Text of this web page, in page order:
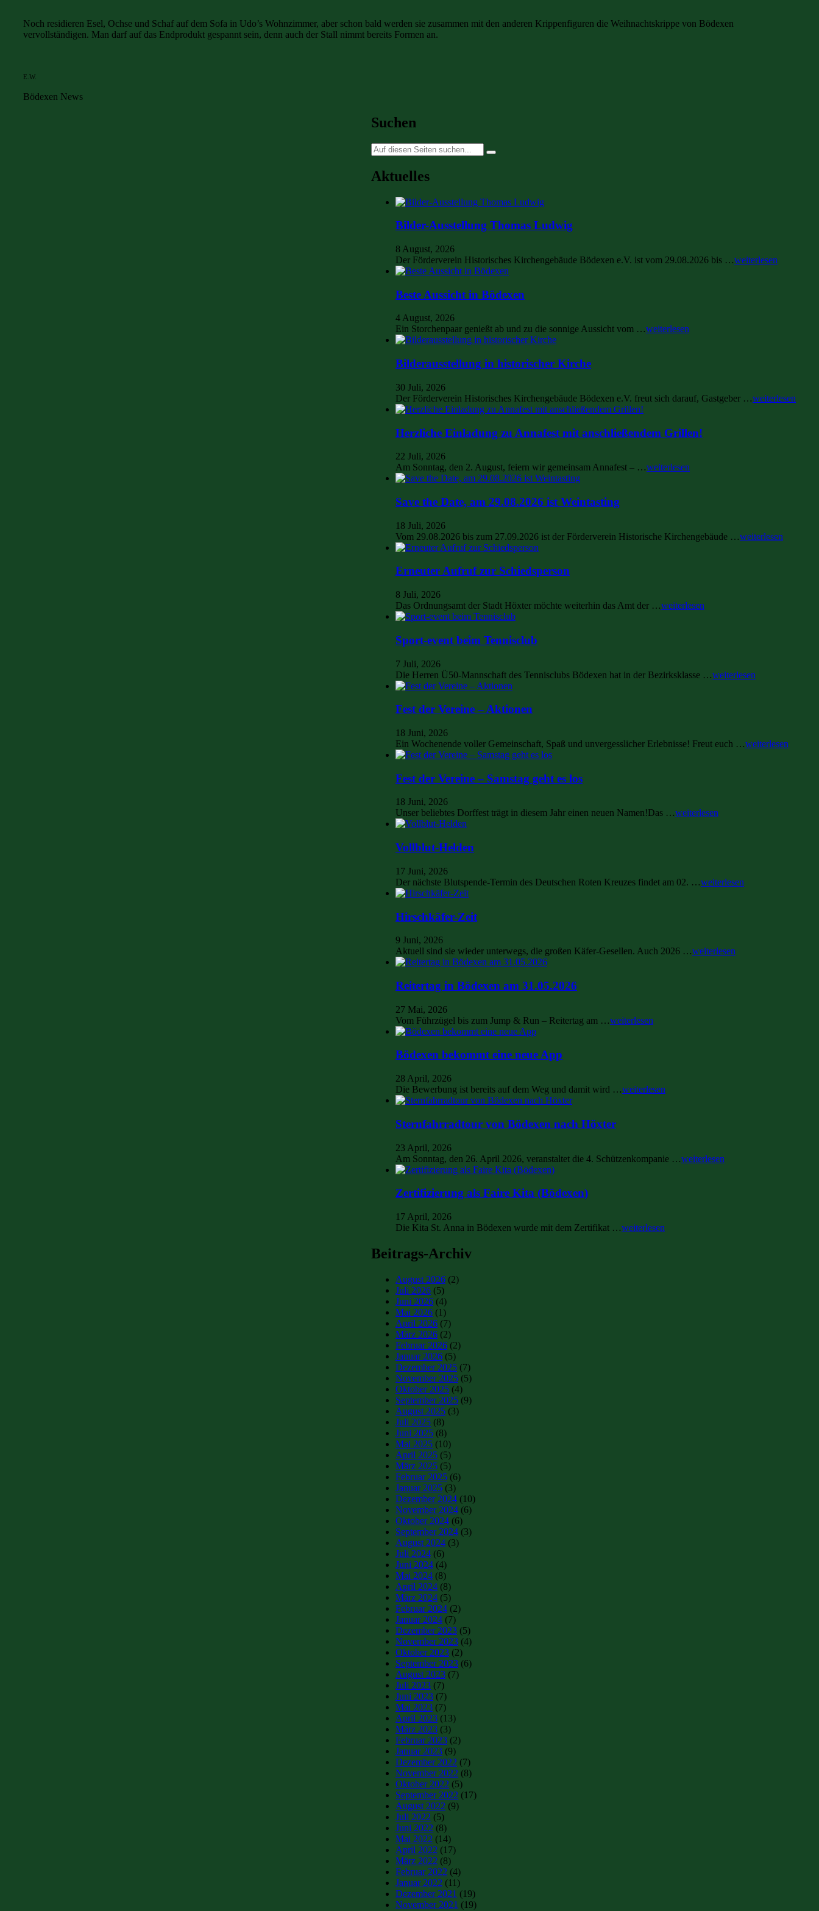
Noch residieren Esel, Ochse und Schaf auf dem Sofa in Udo’s Wohnzimmer, aber schon bald werden sie zusammen mit den anderen Krippenfiguren die Weihnachtskrippe von Bödexen
vervollständigen. Man darf auf das Endprodukt gespannt sein, denn auch der Stall nimmt bereits Formen an.
E.W.
Bödexen News
Suchen
Suche
nach:
Aktuelles
Bilder-Ausstellung Thomas Ludwig
8 August, 2026
Der Förderverein Historisches Kirchengebäude Bödexen e.V. ist vom 29.08.2026 bis …weiterlesen
Beste Aussicht in Bödexen
4 August, 2026
Ein Storchenpaar genießt ab und zu die sonnige Aussicht vom …weiterlesen
Bilderausstellung in historischer Kirche
30 Juli, 2026
Der Förderverein Historisches Kirchengebäude Bödexen e.V. freut sich darauf, Gastgeber …weiterlesen
Herzliche Einladung zu Annafest mit anschließendem Grillen!
22 Juli, 2026
Am Sonntag, den 2. August, feiern wir gemeinsam Annafest – …weiterlesen
Save the Date, am 29.08.2026 ist Weintasting
18 Juli, 2026
Vom 29.08.2026 bis zum 27.09.2026 ist der Förderverein Historische Kirchengebäude …weiterlesen
Erneuter Aufruf zur Schiedsperson
8 Juli, 2026
Das Ordnungsamt der Stadt Höxter möchte weiterhin das Amt der …weiterlesen
Sport-event beim Tennisclub
7 Juli, 2026
Die Herren Ü50-Mannschaft des Tennisclubs Bödexen hat in der Bezirksklasse …weiterlesen
Fest der Vereine – Aktionen
18 Juni, 2026
Ein Wochenende voller Gemeinschaft, Spaß und unvergesslicher Erlebnisse! Freut euch …weiterlesen
Fest der Vereine – Samstag geht es los
18 Juni, 2026
Unser beliebtes Dorffest trägt in diesem Jahr einen neuen Namen!Das …weiterlesen
Vollblut-Helden
17 Juni, 2026
Der nächste Blutspende-Termin des Deutschen Roten Kreuzes findet am 02. …weiterlesen
Hirschkäfer-Zeit
9 Juni, 2026
Aktuell sind sie wieder unterwegs, die großen Käfer-Gesellen. Auch 2026 …weiterlesen
Reitertag in Bödexen am 31.05.2026
27 Mai, 2026
Vom Führzügel bis zum Jump & Run – Reitertag am …weiterlesen
Bödexen bekommt eine neue App
28 April, 2026
Die Bewerbung ist bereits auf dem Weg und damit wird …weiterlesen
Sternfahrradtour von Bödexen nach Höxter
23 April, 2026
Am Sonntag, den 26. April 2026, veranstaltet die 4. Schützenkompanie …weiterlesen
Zertifizierung als Faire Kita (Bödexen)
17 April, 2026
Die Kita St. Anna in Bödexen wurde mit dem Zertifikat …weiterlesen
Beitrags-Archiv
August 2026 (2)
Juli 2026 (5)
Juni 2026 (4)
Mai 2026 (1)
April 2026 (7)
März 2026 (2)
Februar 2026 (2)
Januar 2026 (5)
Dezember 2025 (7)
November 2025 (5)
Oktober 2025 (4)
September 2025 (9)
August 2025 (3)
Juli 2025 (8)
Juni 2025 (8)
Mai 2025 (10)
April 2025 (5)
März 2025 (5)
Februar 2025 (6)
Januar 2025 (3)
Dezember 2024 (10)
November 2024 (6)
Oktober 2024 (6)
September 2024 (3)
August 2024 (3)
Juli 2024 (6)
Juni 2024 (4)
Mai 2024 (8)
April 2024 (8)
März 2024 (5)
Februar 2024 (2)
Januar 2024 (7)
Dezember 2023 (5)
November 2023 (4)
Oktober 2023 (2)
September 2023 (6)
August 2023 (7)
Juli 2023 (7)
Juni 2023 (7)
Mai 2023 (7)
April 2023 (13)
März 2023 (3)
Februar 2023 (2)
Januar 2023 (9)
Dezember 2022 (7)
November 2022 (8)
Oktober 2022 (5)
September 2022 (17)
August 2022 (9)
Juli 2022 (5)
Juni 2022 (8)
Mai 2022 (14)
April 2022 (17)
März 2022 (8)
Februar 2022 (4)
Januar 2022 (11)
Dezember 2021 (19)
November 2021 (19)